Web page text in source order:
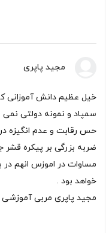
مجید پاپری
خیل عظیم دانش آموزانی
سمپاد و نمونه دولتی
حس رقابت و عدم انگیزه
ضربه بزرگی بر پیکره قشر
مساوات در اموزس انهم
خواهد بود .
مجید پاپری مربی آموزشی